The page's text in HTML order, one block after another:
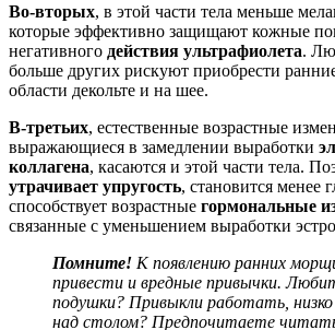
Во-вторых, в этой части тела меньше
которые эффективно защищают кожные
негативного действия ультрафиолета.
больше других рискуют приобрести
области декольте и на шее.
В-третьих, естественные возрастные
выражающиеся в замедлении выработки
коллагена, касаются и этой части тела.
утрачивает упругость, становится менее
способствует возрастные гормональные
связанные с уменьшением выработки
Помните! К появлению ранних
привести и вредные привычки.
подушки? Привыкли работать, низко
над столом? Предпочитаете